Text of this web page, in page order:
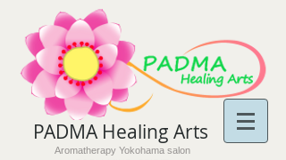
PADMA Healing Arts​
Aromatherapy Yokohama salon